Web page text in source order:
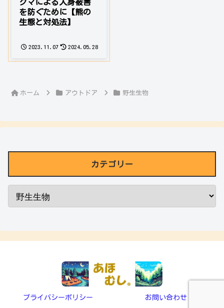
クマによる人身被害
を防ぐために【熊の
生態と対処法】
2023.11.07 2024.05.28
ホーム アウトドア 野生生物
カテゴリー
プライバシーポリシー お問い合わせ